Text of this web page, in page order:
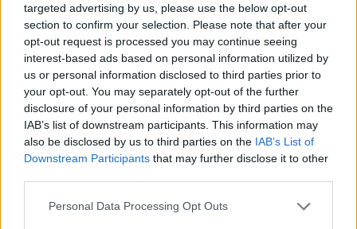
targeted advertising by us, please use the below opt-out
section to confirm your selection. Please note that after your
opt-out request is processed you may continue seeing
interest-based ads based on personal information utilized by
us or personal information disclosed to third parties prior to
your opt-out. You may separately opt-out of the further
disclosure of your personal information by third parties on the
IAB’s list of downstream participants. This information may
also be disclosed by us to third parties on the IAB’s List of
Downstream Participants that may further disclose it to other
Personal Data Processing Opt Outs
Ti stimo fratello
Link
 Salva